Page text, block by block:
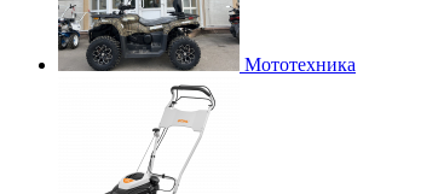
Мототехника